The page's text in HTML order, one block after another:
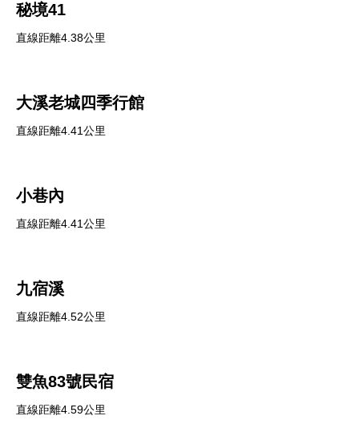
秘境41
直線距離4.38公里
大溪老城四季行館
直線距離4.41公里
小巷內
直線距離4.41公里
九宿溪
直線距離4.52公里
雙魚83號民宿
直線距離4.59公里